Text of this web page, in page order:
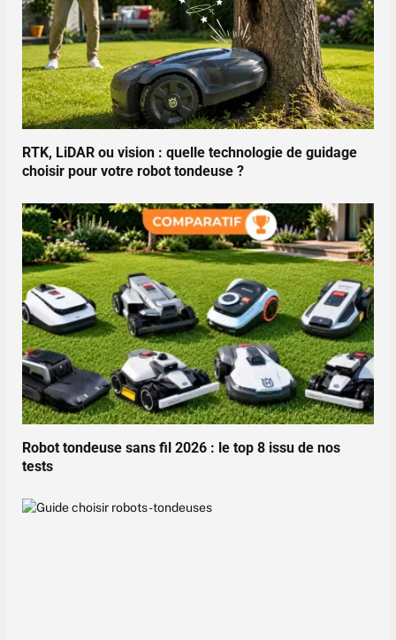
RTK, LiDAR ou vision : quelle technologie de guidage
choisir pour votre robot tondeuse ?
Robot tondeuse sans fil 2026 : le top 8 issu de nos
tests